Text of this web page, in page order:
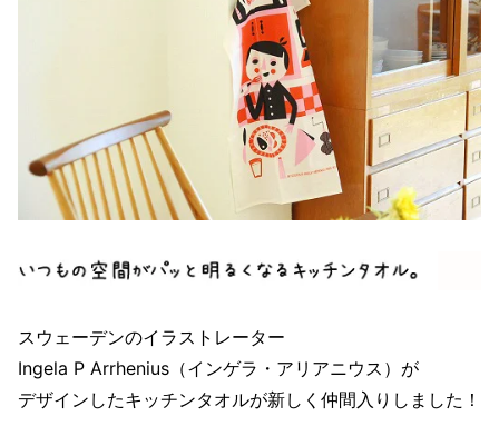
スウェーデンのイラストレーター
Ingela P Arrhenius（インゲラ・アリアニウス）が
デザインしたキッチンタオルが新しく仲間入りしました！